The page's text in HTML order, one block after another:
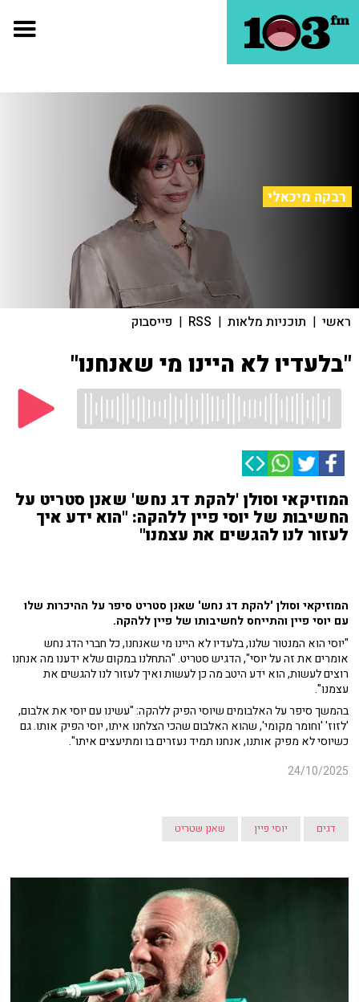
רבקה מיכאלי
ראשי | תוכניות מלאות |
RSS
| פייסבוק
"בלעדיו לא היינו מי שאנחנו"
המוזיקאי וסולן 'להקת דג נחש' שאנן סטריט על
החשיבות של יוסי פיין ללהקה: "הוא ידע איך
לעזור לנו להגשים את עצמנו"
המוזיקאי וסולן 'להקת דג נחש' שאנן סטריט סיפר על ההיכרות שלו
עם יוסי פיין והתייחס לחשיבותו של פיין ללהקה.
"יוסי הוא המנטור שלנו, בלעדיו לא היינו מי שאנחנו, כל חברי הדג נחש
אומרים את זה על יוסי", הדגיש סטריט. "התחלנו במקום שלא ידענו מה אנחנו
רוצים לעשות, הוא ידע היטב מה כן לעשות ואיך לעזור לנו להגשים את
עצמנו".
בהמשך סיפר על האלבומים שיוסי הפיק ללהקה: "עשינו עם יוסי את אלבום,
'לזוז' 'וחומר מקומי', שהוא האלבום שהכי הצלחנו איתו, יוסי הפיק אותו. גם
כשיוסי לא מפיק אותנו, אנחנו תמיד נעזרים בו ומתיעצים איתו".
24/10/2025
דגים יוסי פיין שאנן שטריט